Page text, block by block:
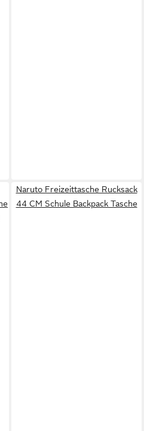
Naruto Freizeittasche Rucksack
44 CM Schule Backpack Tasche